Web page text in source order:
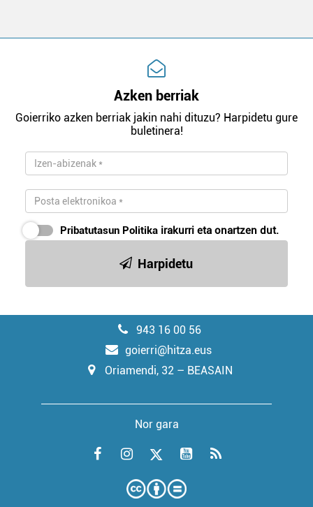
Azken berriak
Goierriko azken berriak jakin nahi dituzu? Harpidetu gure
buletinera!
Pribatutasun Politika irakurri eta onartzen dut.
Harpidetu
943 16 00 56
goierri@hitza.eus
Oriamendi, 32 – BEASAIN
Nor gara